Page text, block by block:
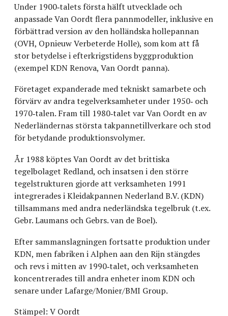
Under 1900‑talets första hälft utvecklade och
anpassade Van Oordt flera pannmodeller, inklusive en
förbättrad version av den holländska hollepannan
(OVH, Opnieuw Verbeterde Holle), som kom att få
stor betydelse i efterkrigstidens byggproduktion
(exempel KDN Renova, Van Oordt panna).
Företaget expanderade med tekniskt samarbete och
förvärv av andra tegelverksamheter under 1950‑ och
1970‑talen. Fram till 1980‑talet var Van Oordt en av
Nederländernas största takpannetillverkare och stod
för betydande produktionsvolymer.
År 1988 köptes Van Oordt av det brittiska
tegelbolaget Redland, och insatsen i den större
tegelstrukturen gjorde att verksamheten 1991
integrerades i Kleidakpannen Nederland B.V. (KDN)
tillsammans med andra nederländska tegelbruk (t.ex.
Gebr. Laumans och Gebrs. van de Boel).
Efter sammanslagningen fortsatte produktion under
KDN, men fabriken i Alphen aan den Rijn stängdes
och revs i mitten av 1990‑talet, och verksamheten
koncentrerades till andra enheter inom KDN och
senare under Lafarge/Monier/BMI Group.
Stämpel: V Oordt